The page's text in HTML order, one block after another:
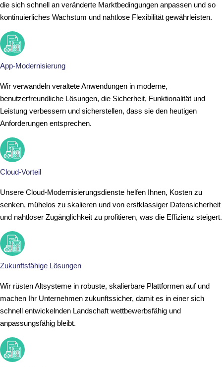
die sich schnell an veränderte Marktbedingungen anpassen und so
kontinuierliches Wachstum und nahtlose Flexibilität gewährleisten.
App-Modernisierung
Wir verwandeln veraltete Anwendungen in moderne,
benutzerfreundliche Lösungen, die Sicherheit, Funktionalität und
Leistung verbessern und sicherstellen, dass sie den heutigen
Anforderungen entsprechen.
Cloud-Vorteil
Unsere Cloud-Modernisierungsdienste helfen Ihnen, Kosten zu
senken, mühelos zu skalieren und von erstklassiger Datensicherheit
und nahtloser Zugänglichkeit zu profitieren, was die Effizienz steigert.
Zukunftsfähige Lösungen
Wir rüsten Altsysteme in robuste, skalierbare Plattformen auf und
machen Ihr Unternehmen zukunftssicher, damit es in einer sich
schnell entwickelnden Landschaft wettbewerbsfähig und
anpassungsfähig bleibt.